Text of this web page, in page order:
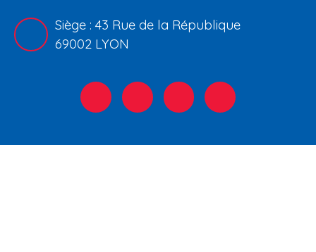
Siège : 43 Rue de la République
69002 LYON